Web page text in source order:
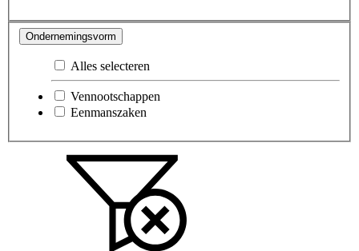
Ondernemingsvorm
Alles selecteren
Vennootschappen
Eenmanszaken